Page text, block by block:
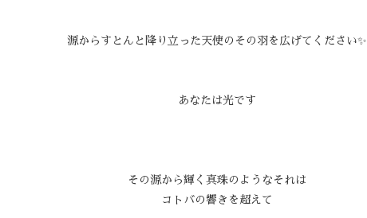
源からすとんと降り立った天使のその羽を広げてください✨
あなたは光です
その源から輝く真珠のようなそれは
コトバの響きを超えて